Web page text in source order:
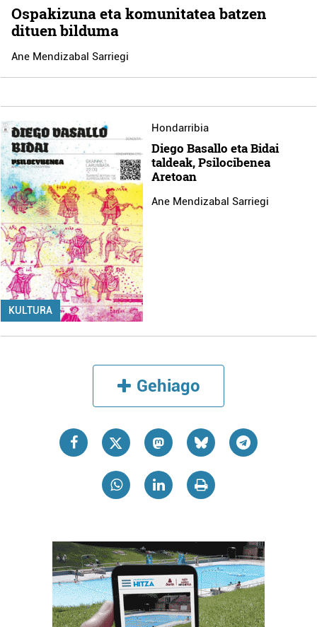
Ospakizuna eta komunitatea batzen
dituen bilduma
Ane Mendizabal Sarriegi
KULTURA
Hondarribia
Diego Basallo eta Bidai
taldeak, Psilocibenea
Aretoan
Ane Mendizabal Sarriegi
Gehiago